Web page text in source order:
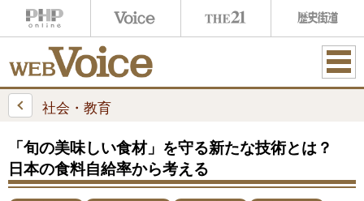
ME
社会・教育
「旬の美味しい食材」を守る新たな技術とは？
日本の食料自給率から考える